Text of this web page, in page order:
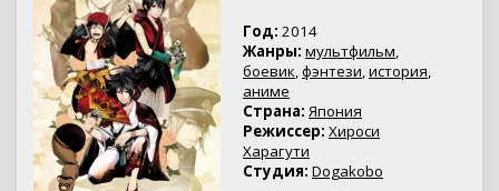
Год: 2014
Жанры: мультфильм,
боевик,фэнтези,история,
аниме
Страна: Япония
Режиссер: Хироси
Харагути
Студия: Dogakobo